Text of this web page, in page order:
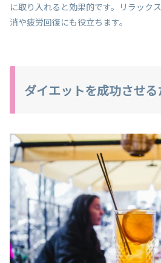
に取り入れると効果的です。リラック
消や疲労回復にも役立ちます。
ダイエットを成功させ